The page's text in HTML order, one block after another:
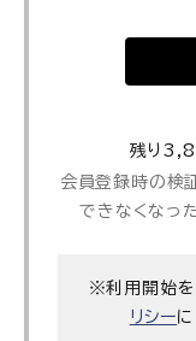
残り
会員登録時の検
できなくなっ
※利用開始を
リシー